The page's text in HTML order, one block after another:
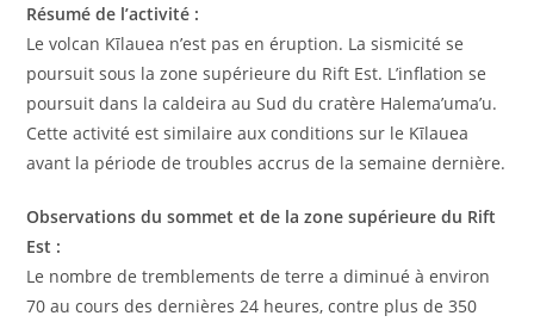
Résumé de l’activité :
Le volcan Kīlauea n’est pas en éruption. La sismicité se
poursuit sous la zone supérieure du Rift Est. L’inflation se
poursuit dans la caldeira au Sud du cratère Halema’uma’u.
Cette activité est similaire aux conditions sur le Kīlauea
avant la période de troubles accrus de la semaine dernière.
Observations du sommet et de la zone supérieure du Rift
Est :
Le nombre de tremblements de terre a diminué à environ
70 au cours des dernières 24 heures, contre plus de 350